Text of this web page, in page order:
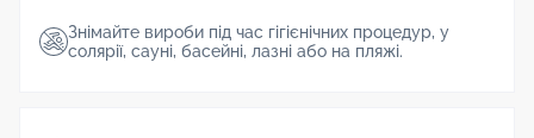
Знімайте вироби під час гігієнічних процедур, у
солярії, сауні, басейні, лазні або на пляжі.